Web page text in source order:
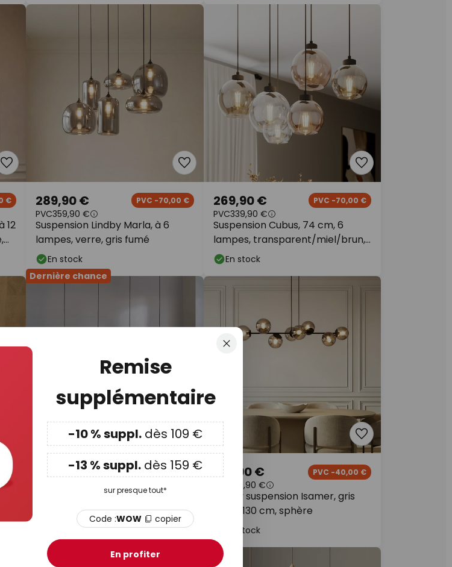
12
€
Suspension Lindby Marla, à 6
lampes, verre, gris fumé
289,90 € PVC -70,00 €
PVC359,90 €
En stock
Suspension Cubus, 74 cm, 6
lampes, transparent/miel/brun,
verre
269,90 € PVC -70,00 €
PVC339,90 €
En stock
€
Dernière chance
Lucande Diano suspension, gris
fumé, à 4 lampes
159,90 € PVC -269,00 €
En stock
Lindby suspension Isamer, gris
fumé, 130 cm, sphère
159,90 € PVC -40,00 €
199,90 €
En stock
Fermer
Remise
supplémentaire
-10 % suppl. dès 109 €
-13 % suppl. dès 159 €
sur presque tout*
Code :WOW copier
En profiter